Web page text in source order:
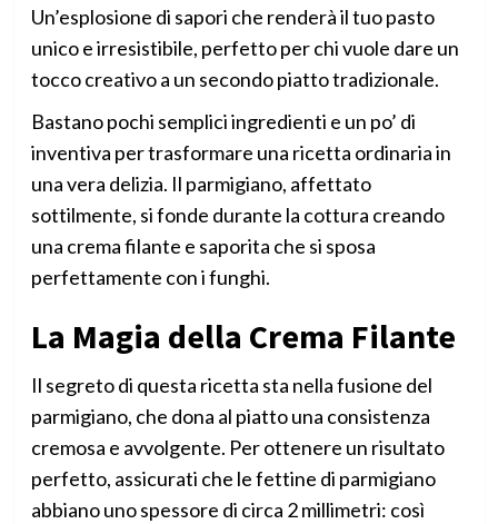
Un’esplosione di sapori che renderà il tuo pasto
unico e irresistibile, perfetto per chi vuole dare un
tocco creativo a un secondo piatto tradizionale.
Bastano pochi semplici ingredienti e un po’ di
inventiva per trasformare una ricetta ordinaria in
una vera delizia. Il parmigiano, affettato
sottilmente, si fonde durante la cottura creando
una crema filante e saporita che si sposa
perfettamente con i funghi.
La Magia della Crema Filante
Il segreto di questa ricetta sta nella fusione del
parmigiano, che dona al piatto una consistenza
cremosa e avvolgente. Per ottenere un risultato
perfetto, assicurati che le fettine di parmigiano
abbiano uno spessore di circa 2 millimetri: così